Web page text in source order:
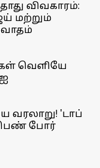
விவகாரம்:
மற்றும்
வெளியே
வரலாறு! 'டாப்
பெண் போர்